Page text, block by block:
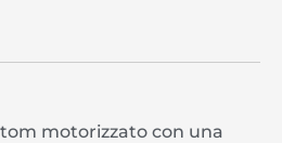
motorizzato con una